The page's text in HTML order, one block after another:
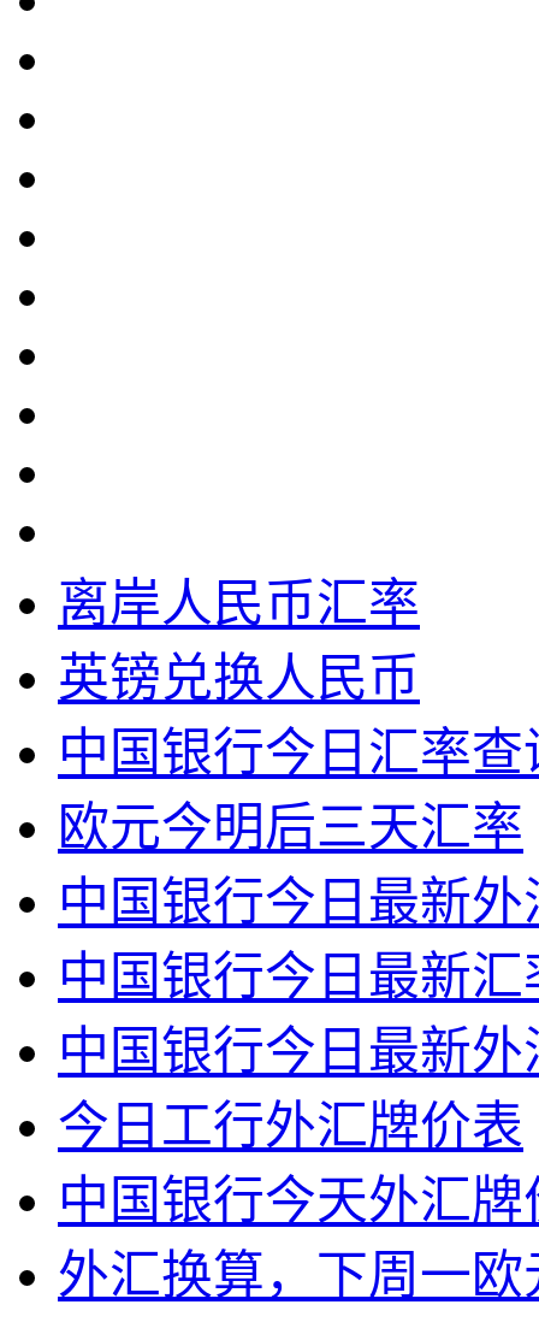
离岸人民币汇率
英镑兑换人民币
中国银行今日汇率查
欧元今明后三天汇率
中国银行今日最新
中国银行今日最新汇
中国银行今日最新
今日工行外汇牌价表
中国银行今天外汇牌
外汇换算，下周一